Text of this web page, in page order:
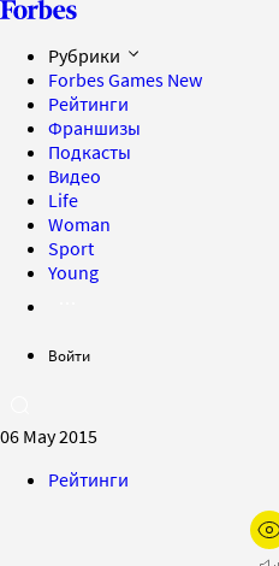
Рубрики
Forbes Games New
Рейтинги
Франшизы
Подкасты
Видео
Life
Woman
Sport
Young
Войти
06 May 2015
Рейтинги